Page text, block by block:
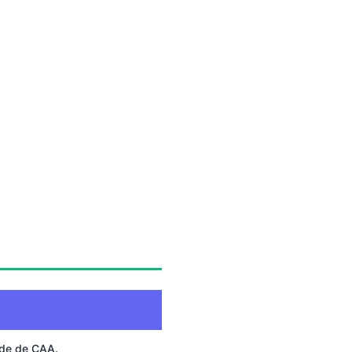
de CAA.